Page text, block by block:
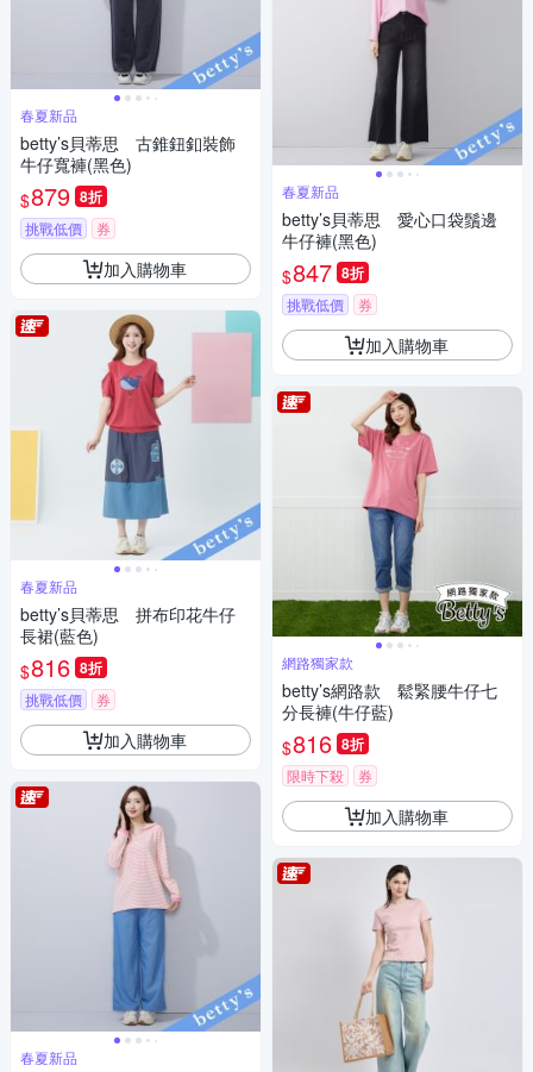
春夏新品
betty’s貝蒂思 古錐鈕釦裝飾
牛仔寬褲(黑色)
$879 8折
挑戰低價 券
加入購物車
春夏新品
betty’s貝蒂思 拼布印花牛仔
長裙(藍色)
$816 8折
挑戰低價 券
加入購物車
春夏新品
春夏新品
betty’s貝蒂思 愛心口袋鬚邊
牛仔褲(黑色)
$847 8折
挑戰低價 券
加入購物車
網路獨家款
betty’s網路款 鬆緊腰牛仔七
分長褲(牛仔藍)
$816 8折
限時下殺 券
加入購物車